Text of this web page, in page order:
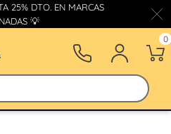
25% DTO. EN MARCAS
💡
0